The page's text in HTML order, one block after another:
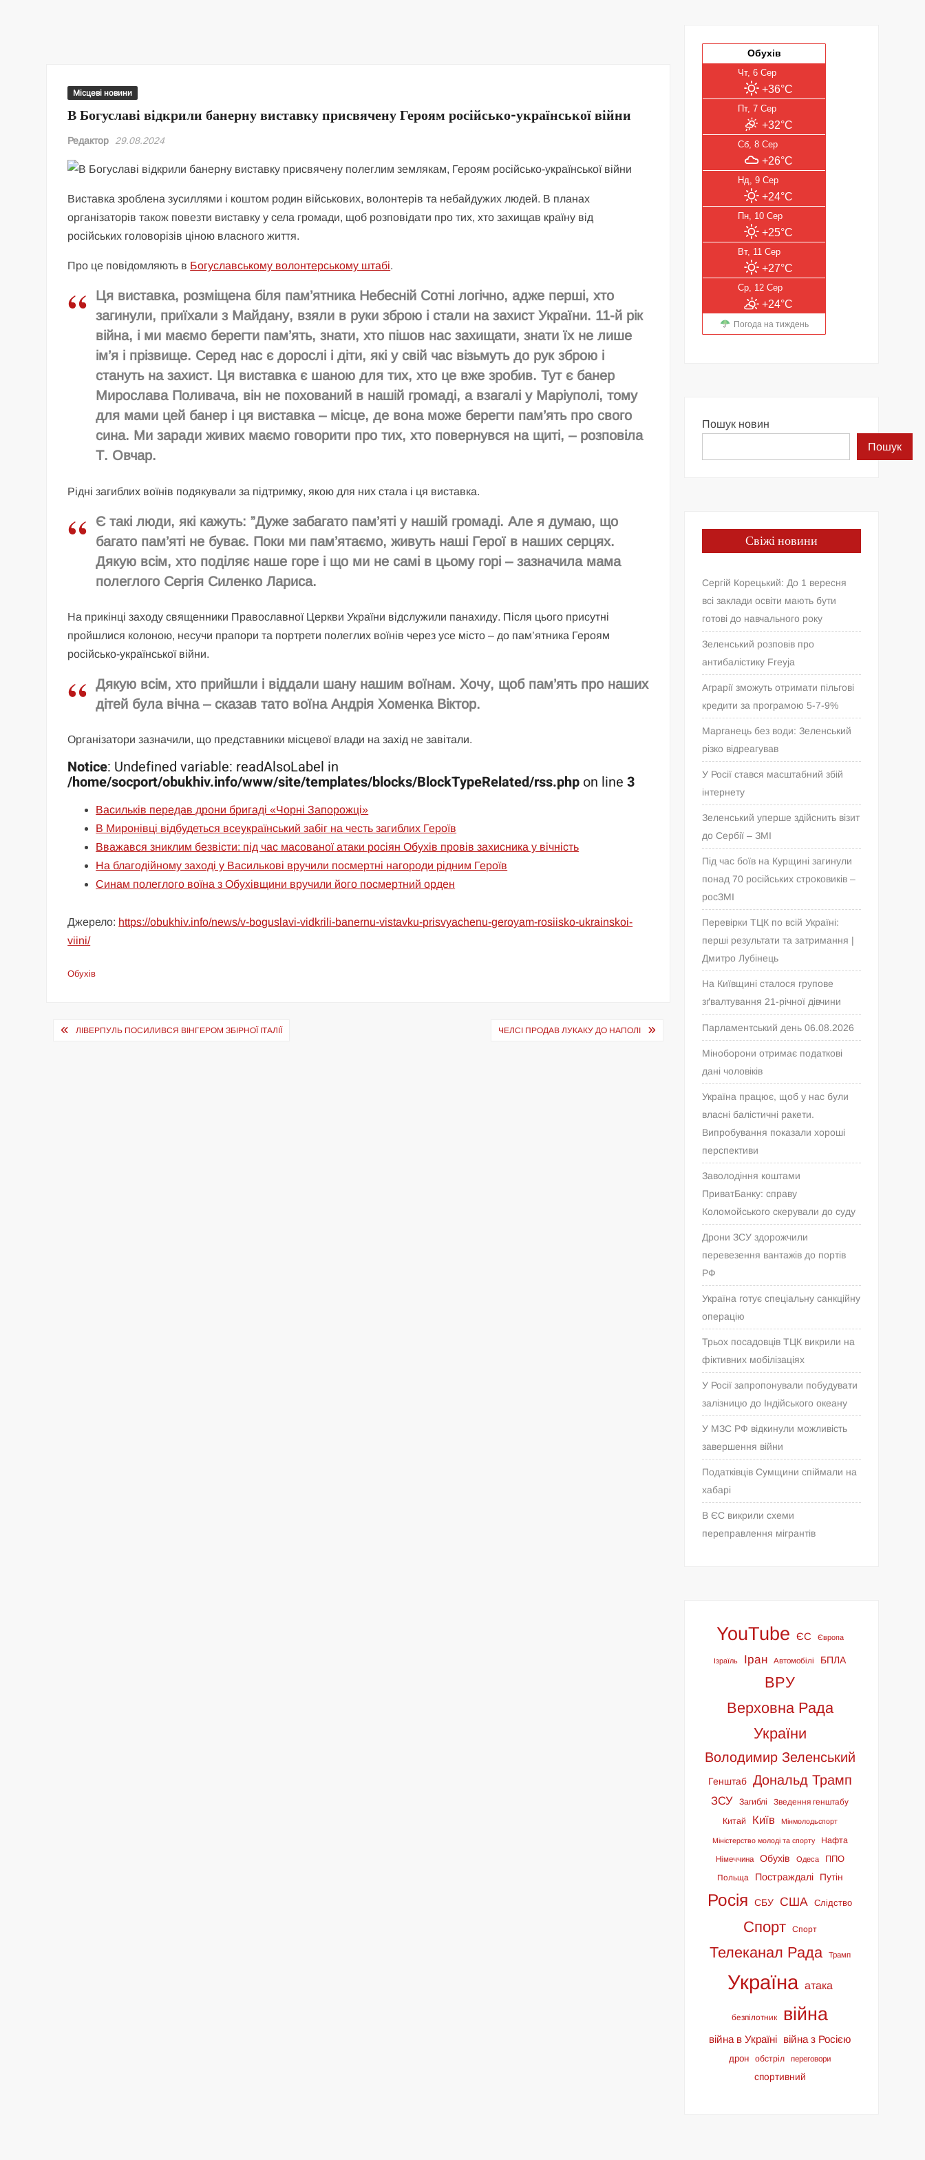
Місцеві новини
В Богуславі відкрили банерну виставку присвячену Героям російсько-української війни
Редактор 29.08.2024
Виставка зроблена зусиллями і коштом родин військових, волонтерів та небайдужих людей. В планах
організаторів також повезти виставку у села громади, щоб розповідати про тих, хто захищав країну від
російських головорізів ціною власного життя.
Про це повідомляють в Богуславському волонтерському штабі.
Ця виставка, розміщена біля пам’ятника Небесній Сотні логічно, адже перші, хто
загинули, приїхали з Майдану, взяли в руки зброю і стали на захист України. 11-й рік
війна, і ми маємо берегти пам’ять, знати, хто пішов нас захищати, знати їх не лише
ім’я і прізвище. Серед нас є дорослі і діти, які у свій час візьмуть до рук зброю і
стануть на захист. Ця виставка є шаною для тих, хто це вже зробив. Тут є банер
Мирослава Поливача, він не похований в нашій громаді, а взагалі у Маріуполі, тому
для мами цей банер і ця виставка – місце, де вона може берегти пам’ять про свого
сина. Ми заради живих маємо говорити про тих, хто повернувся на щиті, – розповіла
Т. Овчар.
Рідні загиблих воїнів подякували за підтримку, якою для них стала і ця виставка.
Є такі люди, які кажуть: ”Дуже забагато пам’яті у нашій громаді. Але я думаю, що
багато пам’яті не буває. Поки ми пам’ятаємо, живуть наші Герої в наших серцях.
Дякую всім, хто поділяє наше горе і що ми не самі в цьому горі – зазначила мама
полеглого Сергія Силенко Лариса.
На прикінці заходу священники Православної Церкви України відслужили панахиду. Після цього присутні
пройшлися колоною, несучи прапори та портрети полеглих воїнів через усе місто – до пам’ятника Героям
російсько-української війни.
Дякую всім, хто прийшли і віддали шану нашим воїнам. Хочу, щоб пам’ять про наших
дітей була вічна – сказав тато воїна Андрія Хоменка Віктор.
Організатори зазначили, що представники місцевої влади на захід не завітали.
Notice: Undefined variable: readAlsoLabel in
/home/socport/obukhiv.info/www/site/templates/blocks/BlockTypeRelated/rss.php on line3
Васильків передав дрони бригаді «Чорні Запорожці»
В Миронівці відбудеться всеукраїнський забіг на честь загиблих Героїв
Вважався зниклим безвісти: під час масованої атаки росіян Обухів провів захисника у вічність
На благодійному заході у Василькові вручили посмертні нагороди рідним Героїв
Синам полеглого воїна з Обухівщини вручили його посмертний орден
Джерело: https://obukhiv.info/news/v-boguslavi-vidkrili-banernu-vistavku-prisvyachenu-geroyam-rosiisko-ukrainskoi-
viini/
Обухів
Навігація
ЛІВЕРПУЛЬ ПОСИЛИВСЯ ВІНГЕРОМ ЗБІРНОЇ ІТАЛІЇ ЧЕЛСІ ПРОДАВ ЛУКАКУ ДО НАПОЛІ
Обухів
Чт, 6 Сер
+36°C
Пт, 7 Сер
+32°C
Сб, 8 Сер
+26°C
Нд, 9 Сер
+24°C
Пн, 10 Сер
+25°C
Вт, 11 Сер
+27°C
Ср, 12 Сер
+24°C
Погода на тиждень
Пошук новин
Пошук
Свіжі новини
Сергій Корецький: До 1 вересня
всі заклади освіти мають бути
готові до навчального року
Зеленський розповів про
антибалістику Freyja
Аграрії зможуть отримати пільгові
кредити за програмою 5-7-9%
Марганець без води: Зеленський
різко відреагував
У Росії стався масштабний збій
інтернету
Зеленський уперше здійснить візит
до Сербії – ЗМІ
Під час боїв на Курщині загинули
понад 70 російських строковиків –
росЗМІ
Перевірки ТЦК по всій Україні:
перші результати та затримання |
Дмитро Лубінець
На Київщині сталося групове
зґвалтування 21-річної дівчини
Парламентський день 06.08.2026
Міноборони отримає податкові
дані чоловіків
Україна працює, щоб у нас були
власні балістичні ракети.
Випробування показали хороші
перспективи
Заволодіння коштами
ПриватБанку: справу
Коломойського скерували до суду
Дрони ЗСУ здорожчили
перевезення вантажів до портів
РФ
Україна готує спеціальну санкційну
операцію
Трьох посадовців ТЦК викрили на
фіктивних мобілізаціях
У Росії запропонували побудувати
залізницю до Індійського океану
У МЗС РФ відкинули можливість
завершення війни
Податківців Сумщини спіймали на
хабарі
В ЄС викрили схеми
переправлення мігрантів
YouTube ЄС Європа
Ізраїль Іран Автомобілі БПЛА
ВРУ
Верховна Рада
України
Володимир Зеленський
Генштаб Дональд Трамп
ЗСУ Загиблі
Зведення генштабу
Китай
Київ Мінмолодьспорт
Міністерство молоді та спорту Нафта
Німеччина Обухів Одеса ППО
Польща Постраждалі Путін
Росія СБУ США Слідство
Спорт Спорт
Телеканал Рада Трамп
Україна атака
безпілотник війна
війна в Україні війна з Росією
дрон обстріл переговори
спортивний